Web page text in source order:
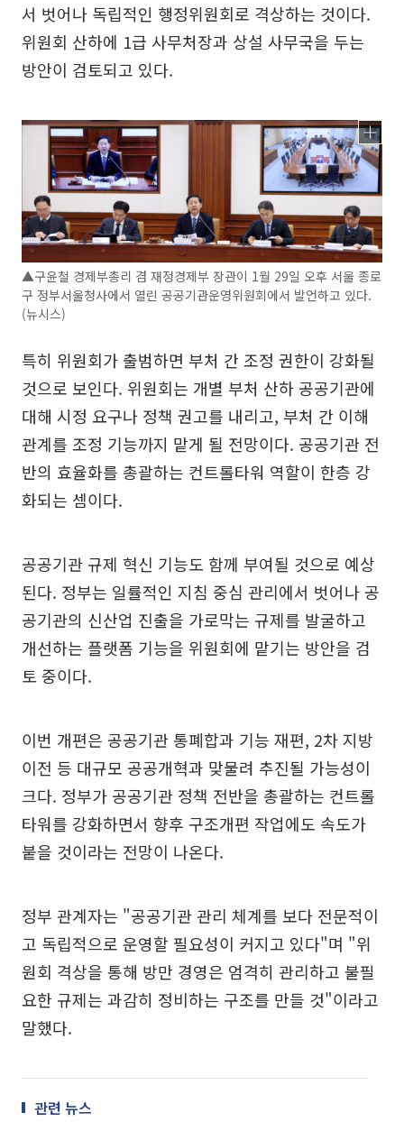
서 벗어나 독립적인 행정위원회로 격상하는 것이다.
위원회 산하에 1급 사무처장과 상설 사무국을 두는
방안이 검토되고 있다.
▲구윤철 경제부총리 겸 재정경제부 장관이 1월 29일 오후 서울 종로
구 정부서울청사에서 열린 공공기관운영위원회에서 발언하고 있다.
(뉴시스)
특히 위원회가 출범하면 부처 간 조정 권한이 강화될
것으로 보인다. 위원회는 개별 부처 산하 공공기관에
대해 시정 요구나 정책 권고를 내리고, 부처 간 이해
관계를 조정 기능까지 맡게 될 전망이다. 공공기관 전
반의 효율화를 총괄하는 컨트롤타워 역할이 한층 강
화되는 셈이다.
공공기관 규제 혁신 기능도 함께 부여될 것으로 예상
된다. 정부는 일률적인 지침 중심 관리에서 벗어나 공
공기관의 신산업 진출을 가로막는 규제를 발굴하고
개선하는 플랫폼 기능을 위원회에 맡기는 방안을 검
토 중이다.
이번 개편은 공공기관 통폐합과 기능 재편, 2차 지방
이전 등 대규모 공공개혁과 맞물려 추진될 가능성이
크다. 정부가 공공기관 정책 전반을 총괄하는 컨트롤
타워를 강화하면서 향후 구조개편 작업에도 속도가
붙을 것이라는 전망이 나온다.
정부 관계자는 "공공기관 관리 체계를 보다 전문적이
고 독립적으로 운영할 필요성이 커지고 있다"며 "위
원회 격상을 통해 방만 경영은 엄격히 관리하고 불필
요한 규제는 과감히 정비하는 구조를 만들 것"이라고
말했다.
관련 뉴스